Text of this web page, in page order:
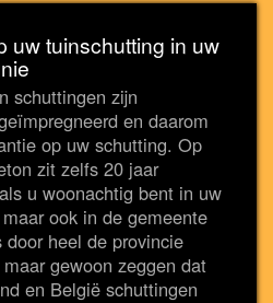
uw tuinschutting in uw
schuttingen zijn
en daarom
op uw schutting. Op
zit zelfs 20 jaar
u woonachtig bent in uw
ook in de gemeente
heel de provincie
gewoon zeggen dat
en België schuttingen